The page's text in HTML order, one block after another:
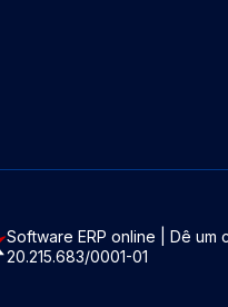
Software ERP online | Dê um
20.215.683/0001-01